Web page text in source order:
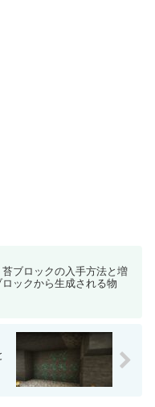
苔ブロックの入手方法と増
ックから生成される物